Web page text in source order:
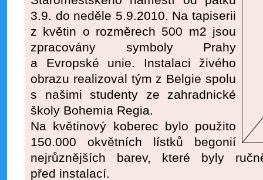
3.9. do neděle 5.9.2010. Na tapiserii
z květin o rozměrech 500 m2 jsou
zpracovány symboly Prahy
a Evropské unie. Instalaci živého
obrazu realizoval tým z Belgie spolu
s našimi studenty ze zahradnické
školy Bohemia Regia.
Na květinový koberec bylo použito
150.000 okvětních lístků begonií
nejrůznějších barev, které byly
před instalací.